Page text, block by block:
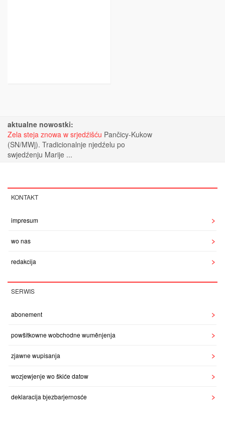
aktualne nowostki:
Zela steja znowa w srjedźišću Pančicy-Kukow
(SN/MWj). Tradicionalnje njedźelu po
swjedźenju Marije ...
KONTAKT
impresum
wo nas
redakcija
SERWIS
abonement
powšitkowne wobchodne wuměnjenja
zjawne wupisanja
wozjewjenje wo škiće datow
deklaracija bjezbarjernosće